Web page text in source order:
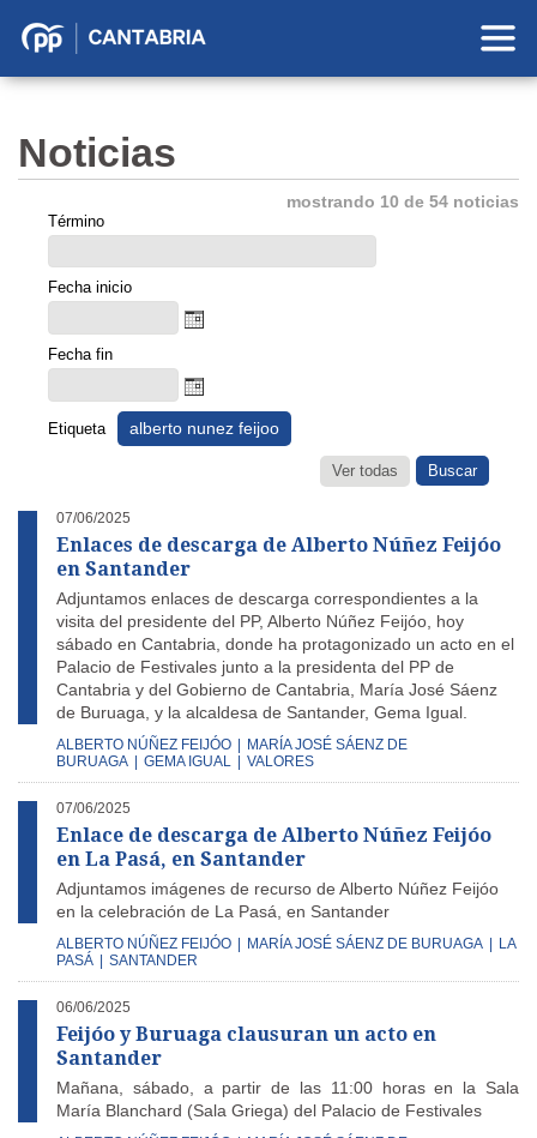
Partido
Cantabria
Noticias
mostrando 10 de 54 noticias
Término
Fecha inicio
Fecha fin
Etiqueta alberto nunez feijoo
Ver todas
07/06/2025
Enlaces de descarga de Alberto Núñez Feijóo
en Santander
Adjuntamos enlaces de descarga correspondientes a la
visita del presidente del PP, Alberto Núñez Feijóo, hoy
sábado en Cantabria, donde ha protagonizado un acto en el
Palacio de Festivales junto a la presidenta del PP de
Cantabria y del Gobierno de Cantabria, María José Sáenz
de Buruaga, y la alcaldesa de Santander, Gema Igual.
ALBERTO NÚÑEZ FEIJÓO
MARÍA JOSÉ SÁENZ DE
BURUAGA
GEMA IGUAL VALORES
07/06/2025
Enlace de descarga de Alberto Núñez Feijóo
en La Pasá, en Santander
Adjuntamos imágenes de recurso de Alberto Núñez Feijóo
en la celebración de La Pasá, en Santander
ALBERTO NÚÑEZ FEIJÓO MARÍA JOSÉ SÁENZ DE BURUAGA
LA
PASÁ
SANTANDER
06/06/2025
Feijóo y Buruaga clausuran un acto en
Santander
Mañana, sábado, a partir de las 11:00 horas en la Sala
María Blanchard (Sala Griega) del Palacio de Festivales